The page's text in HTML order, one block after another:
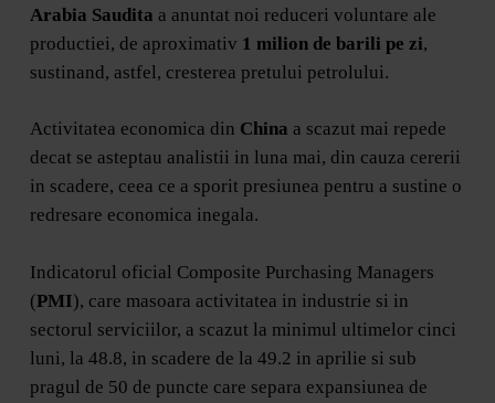
Arabia Saudita a anuntat noi reduceri voluntare ale
productiei, de aproximativ 1 milion de barili pe zi,
sustinand, astfel, cresterea pretului petrolului.
Activitatea economica din China a scazut mai repede
decat se asteptau analistii in luna mai, din cauza cererii
in scadere, ceea ce a sporit presiunea pentru a sustine o
redresare economica inegala.
Indicatorul oficial Composite Purchasing Managers
(PMI), care masoara activitatea in industrie si in
sectorul serviciilor, a scazut la minimul ultimelor cinci
luni, la 48.8, in scadere de la 49.2 in aprilie si sub
pragul de 50 de puncte care separa expansiunea de